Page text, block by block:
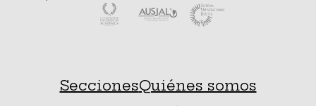
SeccionesQuiénes somos